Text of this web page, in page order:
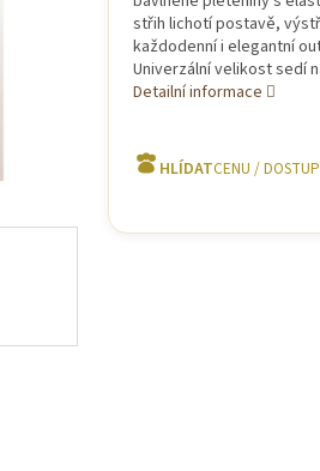
střih lichotí postavě,
každodenní i elegantní
Univerzální velikost sedí
Detailní informace
HLÍDAT